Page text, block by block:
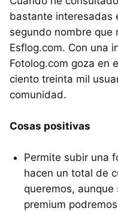
bastante interesadas
segundo nombre que
Esflog.com. Con una
Fotolog.com goza en
ciento treinta mil
comunidad.
Cosas positivas
Permite subir una
hacen un total de
queremos,
premium